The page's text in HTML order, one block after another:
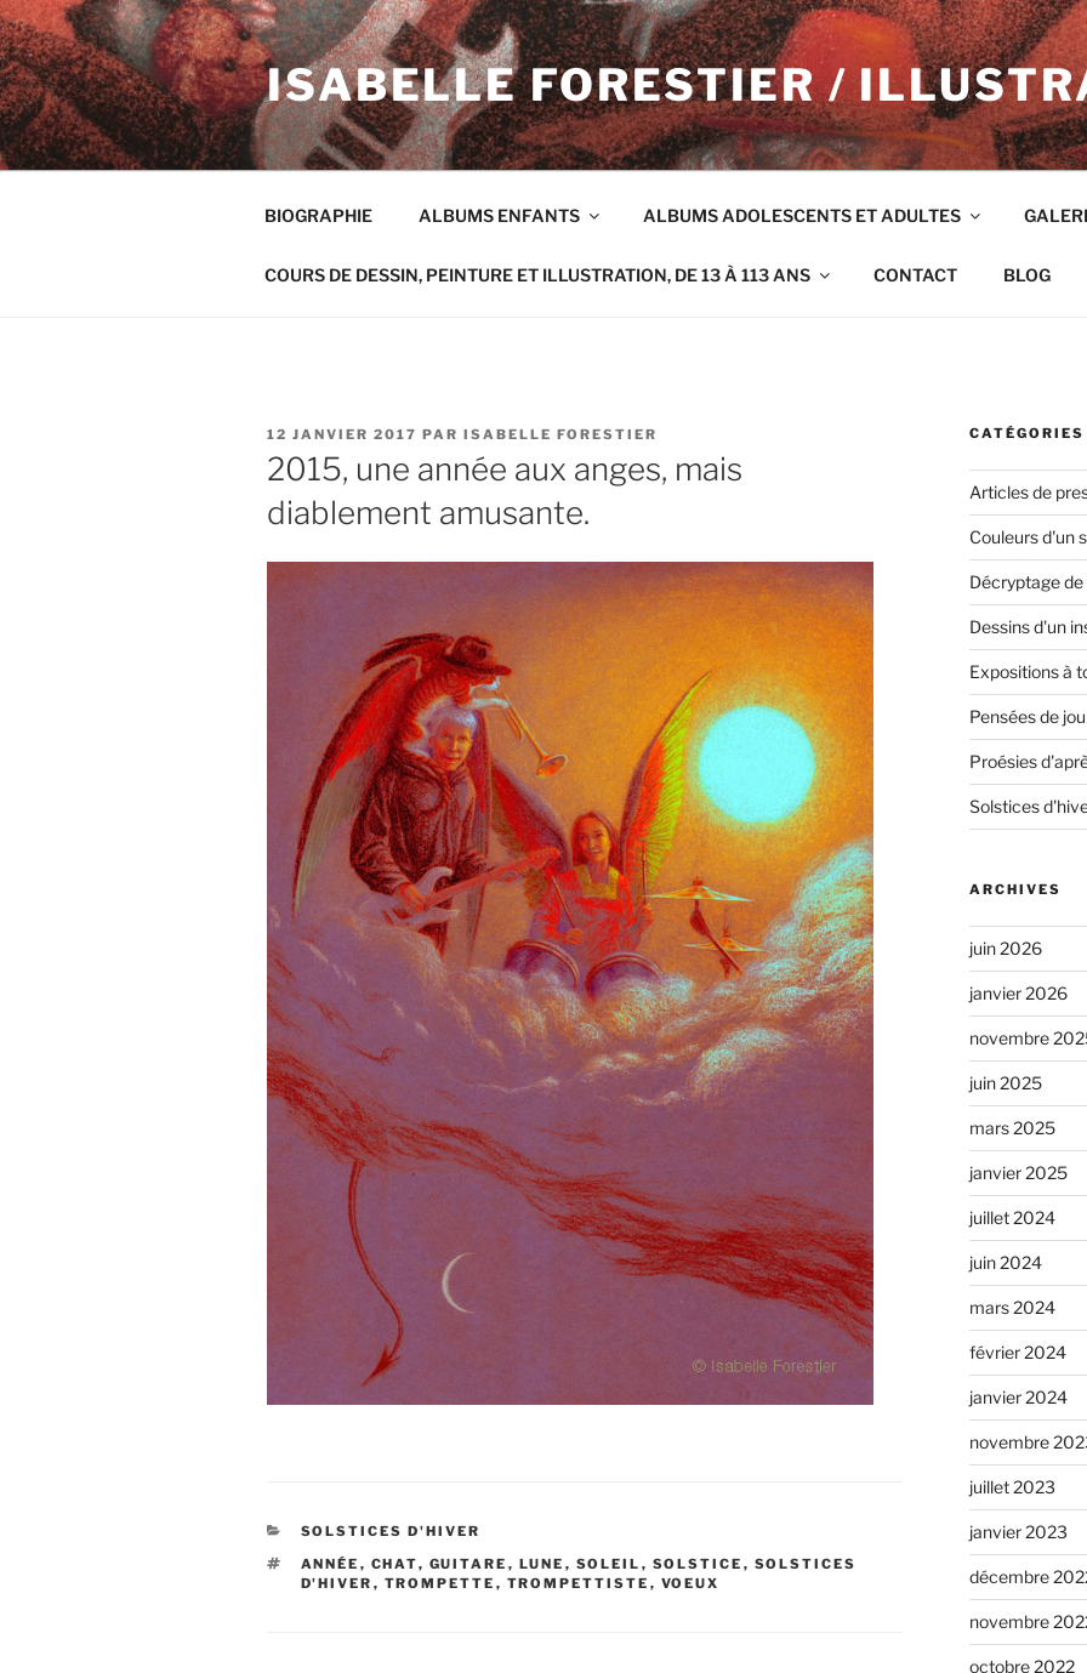
Aller
au
contenu
principal
ISABELLE FORESTIER /
BIOGRAPHIE ALBUMS ENFANTS ALBUMS ADOLESCENTS ET ADULTES
COURS DE DESSIN, PEINTURE ET ILLUSTRATION, DE 13 À 113 ANS CONTACT BLOG
PUBLIÉ
LE
12 JANVIER 2017 PAR ISABELLE FORESTIER
2015, une année aux anges, mais
diablement amusante.
CATÉGORIES
SOLSTICES D'HIVER
ÉTIQUETTES
ANNÉE , CHAT, GUITARE , LUNE , SOLEIL , SOLSTICE , SOLSTICES
D'HIVER , TROMPETTE , TROMPETTISTE , VOEUX
CATÉGORIES
Articles de
Couleurs d'un
Décryptage
Dessins d'un
Expositions à
Pensées de
Proésies
Solstices
ARCHIVES
juin 2026
janvier 2026
novembre
juin 2025
mars 2025
janvier 2025
juillet 2024
juin 2024
mars 2024
février 2024
janvier 2024
novembre
juillet 2023
janvier 2023
décembre
novembre
octobre 2022